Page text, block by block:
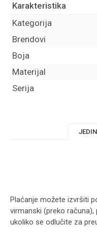
Karakteristika
Kategorija
Brendovi
Boja
Materijal
Serija
Plaćanje možete izvršiti
virmanski (preko
ukoliko se odlučite za